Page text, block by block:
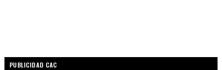
PUBLICIDAD CAC